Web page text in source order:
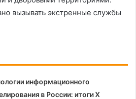
вызывать экстренные службы
информационного
в России: итоги X